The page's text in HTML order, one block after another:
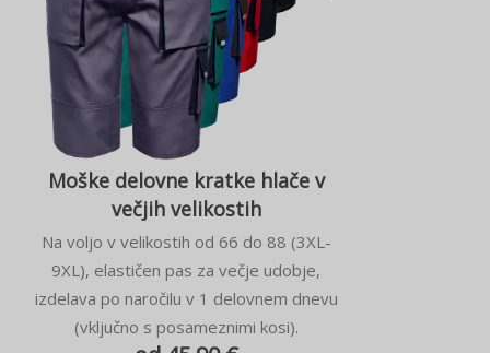
Moške delovne kratke hlače v
večjih velikostih
Na voljo v velikostih od 66 do 88 (3XL-
9XL), elastičen pas za večje udobje,
izdelava po naročilu v 1 delovnem dnevu
(vključno s posameznimi kosi).